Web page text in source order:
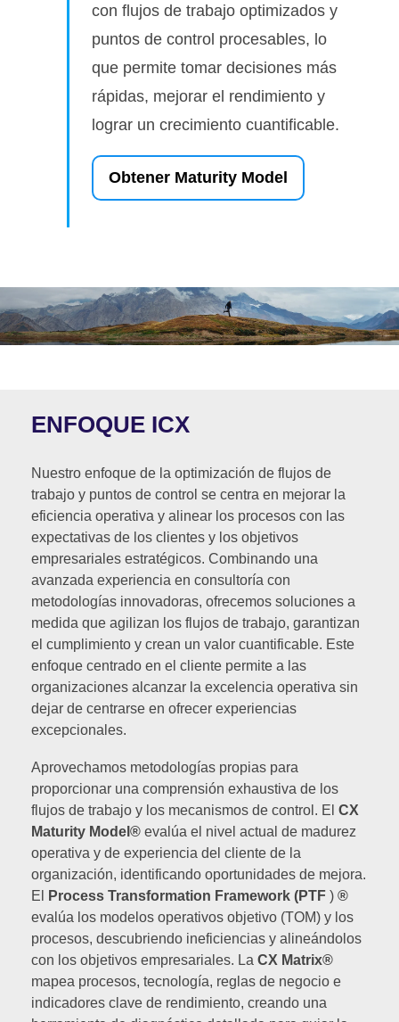
con flujos de trabajo optimizados y
puntos de control procesables, lo
que permite tomar decisiones más
rápidas, mejorar el rendimiento y
lograr un crecimiento cuantificable.
Obtener Maturity Model
ENFOQUE ICX
Nuestro enfoque de la optimización de flujos de
trabajo y puntos de control se centra en mejorar la
eficiencia operativa y alinear los procesos con las
expectativas de los clientes y los objetivos
empresariales estratégicos. Combinando una
avanzada experiencia en consultoría con
metodologías innovadoras, ofrecemos soluciones a
medida que agilizan los flujos de trabajo, garantizan
el cumplimiento y crean un valor cuantificable. Este
enfoque centrado en el cliente permite a las
organizaciones alcanzar la excelencia operativa sin
dejar de centrarse en ofrecer experiencias
excepcionales.
Aprovechamos metodologías propias para
proporcionar una comprensión exhaustiva de los
flujos de trabajo y los mecanismos de control. El CX
Maturity Model® evalúa el nivel actual de madurez
operativa y de experiencia del cliente de la
organización, identificando oportunidades de mejora.
El
Process Transformation Framework (PTF ) ®
evalúa los modelos operativos objetivo (TOM) y los
procesos, descubriendo ineficiencias y alineándolos
con los objetivos empresariales. La CX Matrix®
mapea procesos, tecnología, reglas de negocio e
indicadores clave de rendimiento, creando una